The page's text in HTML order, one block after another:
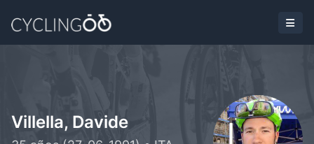
Villella, Davide